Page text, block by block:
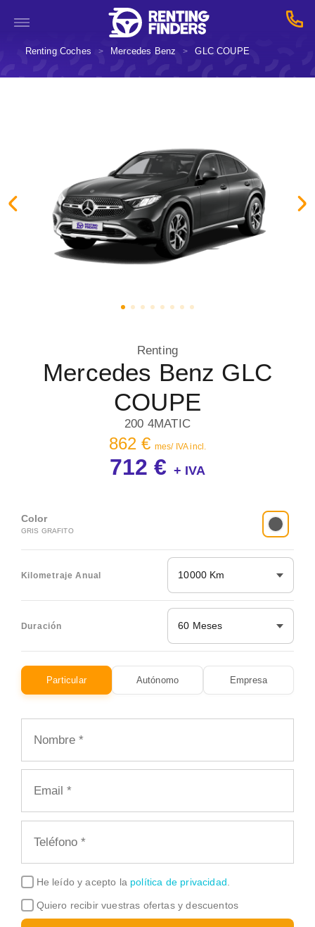
Renting Coches > Mercedes Benz > GLC COUPE
Renting
Mercedes Benz GLC
COUPE
200 4MATIC
862 € mes/ IVA incl.
712 € + IVA
Color
GRIS GRAFITO
Kilometraje Anual 10000 Km
Duración 60 Meses
Particular Autónomo Empresa
He leído y acepto la política de privacidad
Quiero recibir vuestras ofertas y descuentos